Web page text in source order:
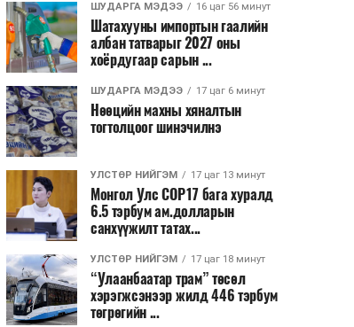
ШУДАРГА МЭДЭЭ 16 цаг 56 минут
Шатахууны импортын гаалийн
албан татварыг 2027 оны
хоёрдугаар сарын ...
ШУДАРГА МЭДЭЭ 17 цаг 6 минут
Нөөцийн махны хяналтын
тогтолцоог шинэчилнэ
УЛСТӨР НИЙГЭМ 17 цаг 13 минут
Монгол Улс COP17 бага хуралд
6.5 тэрбум ам.долларын
санхүүжилт татах...
УЛСТӨР НИЙГЭМ 17 цаг 18 минут
“Улаанбаатар трам” төсөл
хэрэгжсэнээр жилд 446 тэрбум
төгрөгийн ...